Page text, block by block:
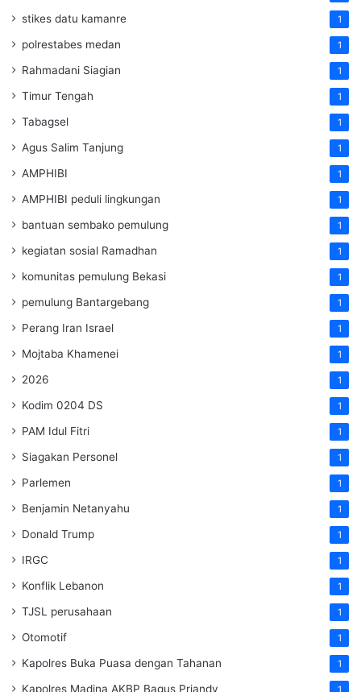
stikes datu kamanre 1
polrestabes medan 1
Rahmadani Siagian 1
Timur Tengah 1
Tabagsel 1
Agus Salim Tanjung 1
AMPHIBI 1
AMPHIBI peduli lingkungan 1
bantuan sembako pemulung 1
kegiatan sosial Ramadhan 1
komunitas pemulung Bekasi 1
pemulung Bantargebang 1
Perang Iran Israel 1
Mojtaba Khamenei 1
2026 1
Kodim 0204 DS 1
PAM Idul Fitri 1
Siagakan Personel 1
Parlemen 1
Benjamin Netanyahu 1
Donald Trump 1
IRGC 1
Konflik Lebanon 1
TJSL perusahaan 1
Otomotif 1
Kapolres Buka Puasa dengan Tahanan 1
Kapolres Madina AKBP Bagus Priandy 1